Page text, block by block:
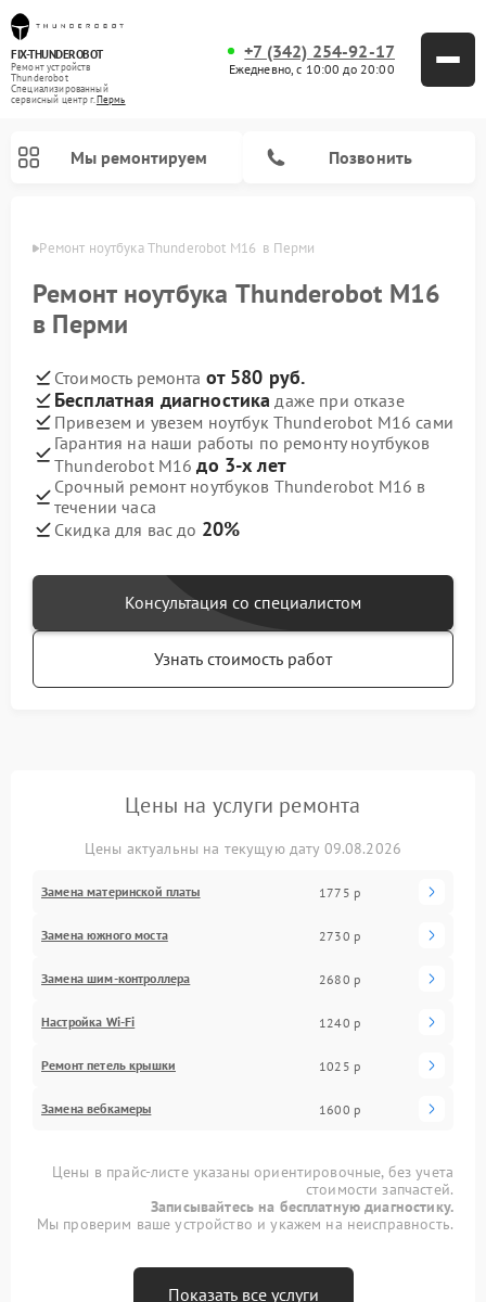
FIX-THUNDEROBOT
Ремонт устройств
Thunderobot
Специализированный
cервисный центр г.Пермь
+7 (342) 254-92-17
Ежедневно, с 10:00 до 20:00
Мы ремонтируем Позвонить
Ремонт ноутбука Thunderobot M16  в Перми
Ремонт ноутбука Thunderobot M16
в Перми
Стоимость ремонта от 580 руб.
Бесплатная диагностика даже при отказе
Привезем и увезем ноутбук Thunderobot M16 сами
Гарантия на наши работы по ремонту ноутбуков
Thunderobot M16до 3-х лет
Срочный ремонт ноутбуков Thunderobot M16 в
течении часа
Скидка для вас до 20%
Консультация со специалистом
Узнать стоимость работ
Цены на услуги ремонта
Цены актуальны на текущую дату 09.08.2026
Замена материнской платы 1775 р
Замена южного моста 2730 р
Замена шим-контроллера 2680 р
Настройка Wi-Fi 1240 р
Ремонт петель крышки 1025 р
Замена вебкамеры 1600 р
Цены в прайс-листе указаны ориентировочные, без учета
стоимости запчастей.
Записывайтесь на бесплатную диагностику.
Мы проверим ваше устройство и укажем на неисправность.
Показать все услуги